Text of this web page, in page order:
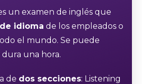
un examen de inglés que
idioma de los empleados o
el mundo. Se puede
una hora.
de dos secciones: Listening